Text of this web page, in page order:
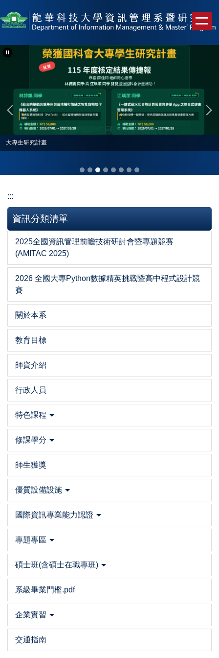
到
內
大專生研究計畫
:::
資訊分類清單
2025全國資訊管理前瞻技術研討會暨專題競賽
(AMITAC 2025)
2026 全國大專Python數據精英挑戰暨高中程式設計競
賽
關於本系
教育目標
師資介紹
行政人員
特色課程
修課學分
師生獲獎
優質設備設施
國際資訊專業能力認證
專題專區
碩士班(含碩士在職專班)
系級畢業門檻.pdf
企業實習
交通指南